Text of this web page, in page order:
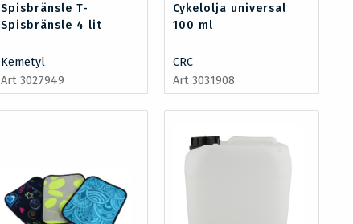
Spisbränsle T-
Spisbränsle 4 lit
Kemetyl
Art 3027949
Cykelolja universal
100 ml
CRC
Art 3031908